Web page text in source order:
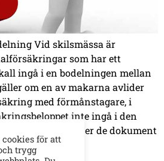
Vid skilsmässa är
som har ett
ingå i en bodelningen mellan
om en av makarna avlider
med förmånstagare, i
inte ingå i den
Ladda ner de dokument
[…]
för att
trygg